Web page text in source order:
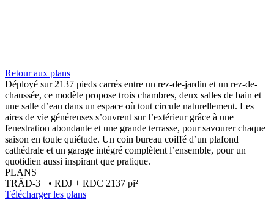
Retour aux plans
Déployé sur 2137 pieds carrés entre un rez-de-jardin et un rez-de-
chaussée, ce modèle propose trois chambres, deux salles de bain et
une salle d’eau dans un espace où tout circule naturellement. Les
aires de vie généreuses s’ouvrent sur l’extérieur grâce à une
fenestration abondante et une grande terrasse, pour savourer chaque
saison en toute quiétude. Un coin bureau coiffé d’un plafond
cathédrale et un garage intégré complètent l’ensemble, pour un
quotidien aussi inspirant que pratique.
PLANS
TRÄD-3+ • RDJ + RDC 2137 pi²
Télécharger les plans